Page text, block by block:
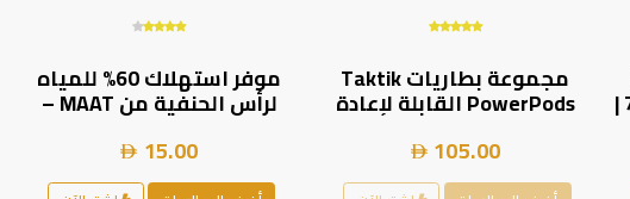
مجموعة بطاريات Taktik
PowerPods القابلة لإعادة
TT-PP-BC-5V |
105.00
موفر استهلاك 60% للمياه
لرأس الحنفية من MAAT –
لحنفيات المطابخ والحمامات،
003 | | 1120401000245 |
15.00